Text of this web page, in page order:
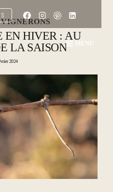
MENU
EN HIVER : AU
LA SAISON
2024